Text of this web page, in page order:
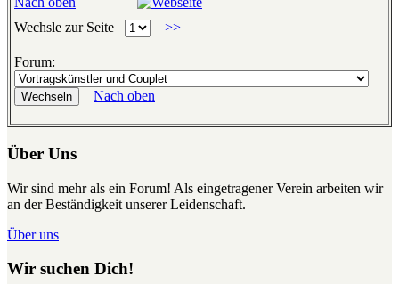
Wechsle zur Seite
>>
Forum:
Nach oben
Über Uns
Wir sind mehr als ein Forum! Als eingetragener Verein arbeiten wir
an der Beständigkeit unserer Leidenschaft.
Über uns
Wir suchen Dich!